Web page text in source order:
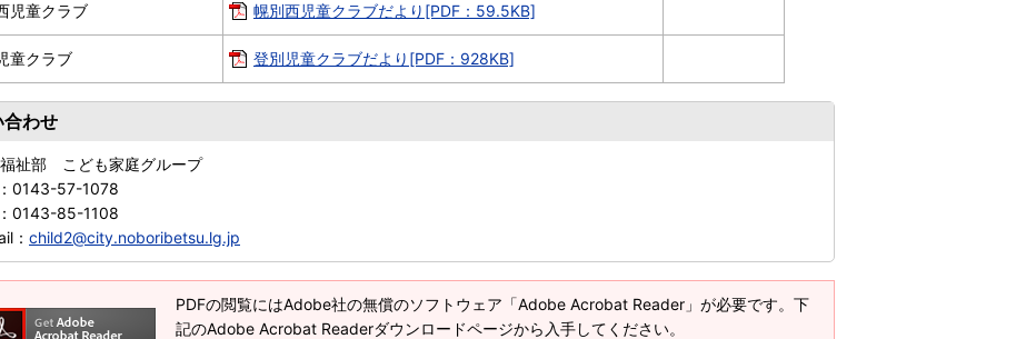
児童クラブ 幌別西児童クラブだより[PDF：59.5KB]
童クラブ 登別児童クラブだより[PDF：928KB]
合わせ
祉部 こども家庭グループ
0143-57-1078
0143-85-1108
： child2@city.noboribetsu.lg.jp
PDFの閲覧にはAdobe社の無償のソフトウェア「Adobe Acrobat Reader」が必要です。下
記のAdobe Acrobat Readerダウンロードページから入手してください。